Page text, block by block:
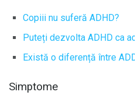
Copiii nu suferă ADHD?
Puteți dezvolta ADHD ca
Există o diferență între
Simptome